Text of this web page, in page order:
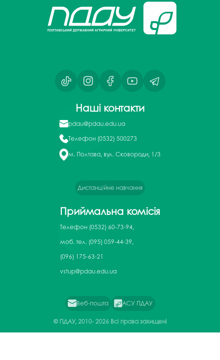
Наші контакти
pdau@pdau.edu.ua
Телефон (0532) 500273
м. Полтава, вул. Сковороди, 1/3
Дистанційне навчання
Приймальна комісія
Телефон (0532) 60-73-94,
моб. тел. (095) 059-44-39,
(096) 175-63-21
vstup@pdau.edu.ua
Веб-пошта АСУ ПДАУ
© ПДАУ, 2010-2026 Всі права захищені